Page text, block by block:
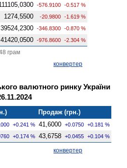
-576.9100 -0.517 %
1274,5500 -20.9800 -1.619 %
39524,2300 -346.8300 -0.870 %
41420,0500 -976.8600 -2.304 %
грам
конвертер
валютного ринку України
Продаж (грн.)
+0.241 % 41,6000 +0.0750 +0.181 %
+0.174 % 43,6758 +0.0455 +0.104 %
конвертер